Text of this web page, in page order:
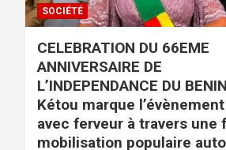
SOCIÉTÉ
CELEBRATION DU 66EME
ANNIVERSAIRE DE
L’INDEPENDANCE DU
Kétou marque l’évènement
avec ferveur à travers une
mobilisation populaire